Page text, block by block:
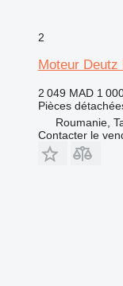
2
Moteur Deutz
2 049 MAD 1
Pièces
Roumanie,
Contacter le